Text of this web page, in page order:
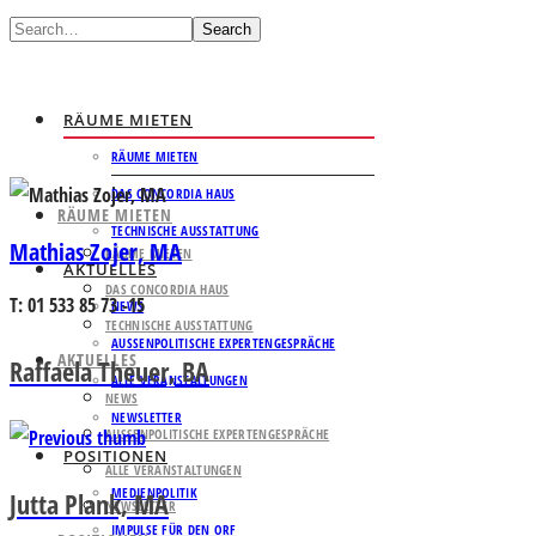
Search
RÄUME MIETEN
RÄUME MIETEN
DAS CONCORDIA HAUS
TECHNISCHE AUSSTATTUNG
AKTUELLES
NEWS
AUSSENPOLITISCHE EXPERTENGESPRÄCHE
ALLE VERANSTALTUNGEN
NEWSLETTER
POSITIONEN
MEDIENPOLITIK
IMPULSE FÜR DEN ORF
RÄUME MIETEN
RÄUME MIETEN
DAS CONCORDIA HAUS
TECHNISCHE AUSSTATTUNG
AKTUELLES
NEWS
AUSSENPOLITISCHE EXPERTENGESPRÄCHE
ALLE VERANSTALTUNGEN
NEWSLETTER
Mathias Zojer, MA
T: 01 533 85 73 -15
Raffaela Theuer, BA
Jutta Plank, MA